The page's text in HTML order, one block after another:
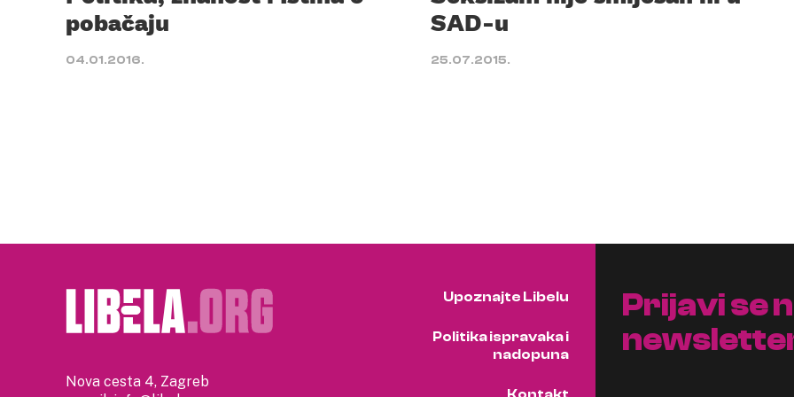
pobačaju
04.01.2016.
SAD-u
25.07.2015.
Nova cesta 4, Zagreb
Upoznajte Libelu
Politika ispravaka i
nadopuna
Prijavi se